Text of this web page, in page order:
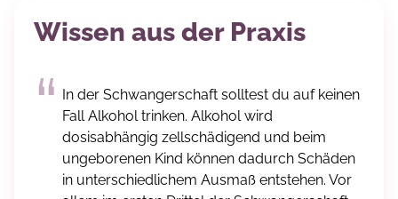
Wissen aus der Praxis
In der Schwangerschaft solltest du auf keinen
Fall Alkohol trinken. Alkohol wird
dosisabhängig zellschädigend und beim
ungeborenen Kind können dadurch Schäden
in unterschiedlichem Ausmaß entstehen. Vor